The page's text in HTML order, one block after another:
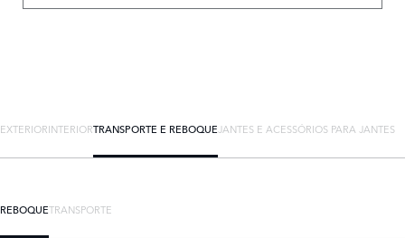
EXTERIORINTERIORTRANSPORTE E REBOQUEJANTES E ACESSÓRIOS PARA JANTES
REBOQUETRANSPORTE